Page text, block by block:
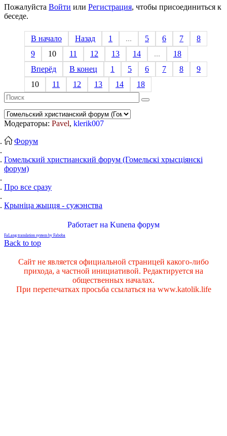
Пожалуйста Войти или Регистрация, чтобы присоединиться к
беседе.
В начало Назад 1 ... 5 6 7
8
9
10 11 12 13 14 ...
18
Вперёд
В конец 1 5 6 7 8
9
10
11 12 13 14 18
Модераторы: Pavel, klerik007
Форум
Гомельский христианский форум (Гомельскі хрысціянскі
форум)
Про все сразу
Крыніца жыцця - сужэнства
Работает на Kunena форум
FaLang translation system by Faboba
Back to top
Сайт не является официальной страницей какого-либо
прихода, а частной инициативой. Редактируется на
общественных началах.
При перепечатках просьба ссылаться на www.katolik.life